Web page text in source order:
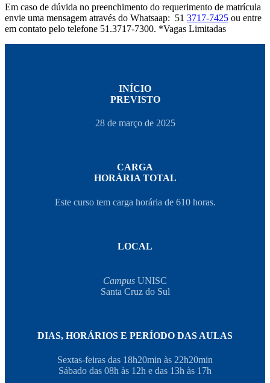
Em caso de dúvida no preenchimento do requerimento de matrícula
envie uma mensagem através do Whatsaap: 51 3717-7425 ou entre
em contato pelo telefone 51.3717-7300. *Vagas Limitadas
INÍCIO
PREVISTO
28 de março de 2025
CARGA
HORÁRIA TOTAL
Este curso tem carga horária de 610 horas.
LOCAL
Campus UNISC
Santa Cruz do Sul
DIAS, HORÁRIOS E PERÍODO DAS AULAS
Sextas-feiras das 18h20min às 22h20min
Sábado das 08h às 12h e das 13h às 17h